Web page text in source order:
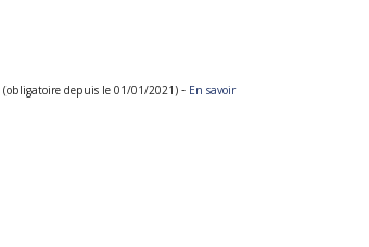
(obligatoire depuis le 01/01/2021) - En savoir